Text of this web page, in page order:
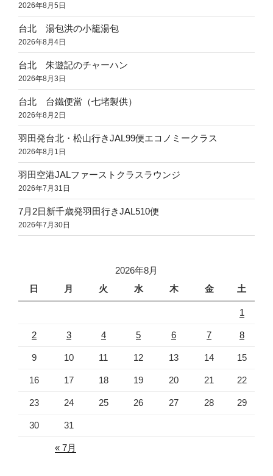
2026年8月5日
台北 湯包洪の小籠湯包
2026年8月4日
台北 朱遊記のチャーハン
2026年8月3日
台北 台鐵便當（七堵製供）
2026年8月2日
羽田発台北・松山行きJAL99便エコノミークラス
2026年8月1日
羽田空港JALファーストクラスラウンジ
2026年7月31日
7月2日新千歳発羽田行きJAL510便
2026年7月30日
2026年8月
日
月 火 水 木 金 土
1
2 3 4 5 6 7 8
9 10 11 12 13 14 15
16 17 18 19 20 21 22
23 24 25 26 27 28 29
30 31
« 7月